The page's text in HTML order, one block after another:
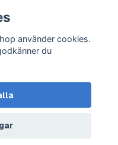
webbshop
använder cookies.
du